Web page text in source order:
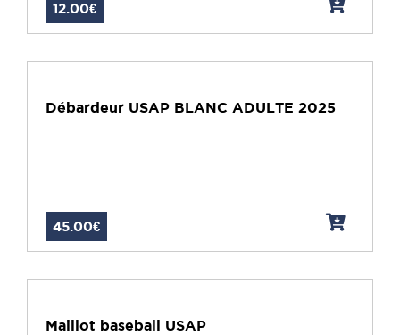
12.00€
Débardeur USAP BLANC ADULTE 2025
45.00€
Maillot baseball USAP